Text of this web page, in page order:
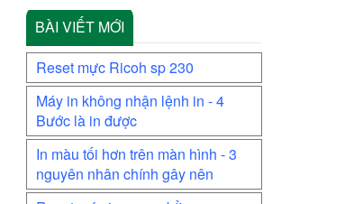
BÀI VIẾT MỚI
Reset mực Ricoh sp 230
Máy in không nhận lệnh in - 4
Bước là in được
In màu tối hơn trên màn hình - 3
nguyên nhân chính gây nên